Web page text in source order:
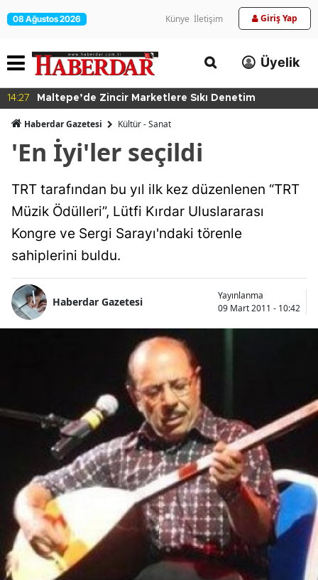
08 Ağustos 2026 Künye İletişim Giriş Yap
Üyelik
14:27 Maltepe’de Zincir Marketlere Sıkı Denetim
Haberdar Gazetesi Kültür - Sanat
'En İyi'ler seçildi
TRT tarafından bu yıl ilk kez düzenlenen “TRT
Müzik Ödülleri”, Lütfi Kırdar Uluslararası
Kongre ve Sergi Sarayı'ndaki törenle
sahiplerini buldu.
Haberdar Gazetesi
Yayınlanma
09 Mart 2011 - 10:42